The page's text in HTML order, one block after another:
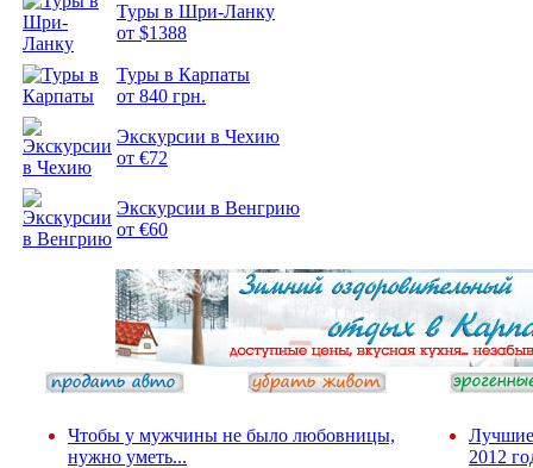
Туры в Шри-Ланку
от $1388
Туры в Карпаты
от 840 грн.
Экскурсии в Чехию
от €72
Экскурсии в Венгрию
от €60
Чтобы у мужчины не было любовницы,
нужно уметь...
Лучшие
2012